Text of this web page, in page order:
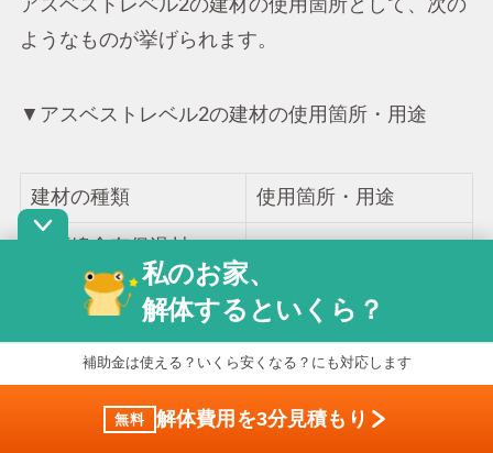
アスベストレベル2の建材の使用箇所として、次の
ようなものが挙げられます。
▼アスベストレベル2の建材の使用箇所・用途
建材の種類 使用箇所・用途
・石綿含有けい酸カル
シウム保温材
・石綿耐火被覆板
・石綿含有けい酸カル
シウム板第2種
建築物の柱やはり、壁
の耐火被覆材
私のお家、
解体するといくら？
補助金は使える？いくら安くなる？にも対応します
無料 解体費用を3分見積もり